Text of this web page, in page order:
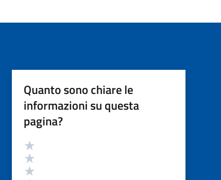
Quanto sono chiare le
informazioni su questa
pagina?
Valutazione